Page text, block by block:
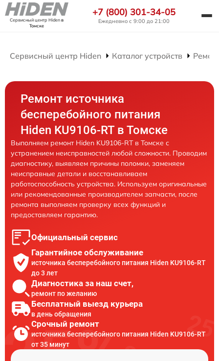
Сервисный центр Hidenв
Томске
+7 (800) 301-34-05
Ежедневно с 9:00 до 21:00
Сервисный центр Hiden Каталог устройств
Ремонт источника
бесперебойного питания
Hiden KU9106-RT в Томске
Выполняем ремонт Hiden KU9106-RT в Томске с
устранением неисправностей любой сложности. Проводим
диагностику, выявляем причины поломки, заменяем
неисправные детали и восстанавливаем
работоспособность устройства. Используем оригинальные
или рекомендованные производителем запчасти, после
ремонта выполняем проверку всех функций и
предоставляем гарантию.
Официальный сервис
Гарантийное обслуживание
источника бесперебойного питания Hiden KU9106-RT
до 3 лет
Диагностика за наш счет,
ремонт по желанию
Бесплатный выезд курьера
в день обращения
Срочный ремонт
источника бесперебойного питания Hiden KU9106-RT
от 35 минут